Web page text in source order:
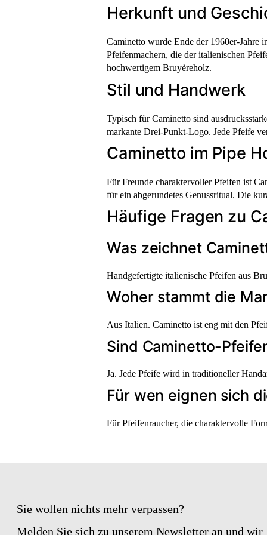
Herkunft und
Caminetto wurde Ende der 1960er-Jahre
Pfeifenmachern, die der italienischen
hochwertigem Bruyèreholz.
Stil und Handwerk
Typisch für Caminetto sind
markante Drei-Punkt-Logo. Jede Pfeife
Caminetto im Pipe
Für Freunde charaktervollerPfeifen ist
für ein abgerundetes Genussritual. Die
Häufige Fragen zu
Was zeichnet
Handgefertigte italienische Pfeifen aus
Woher stammt die
Aus Italien. Caminetto ist eng mit den
Sind Caminetto-
Ja. Jede Pfeife wird in traditioneller
Für wen eignen sich
Für Pfeifenraucher, die charaktervolle
Sie wollen nichts mehr verpassen?
Melden Sie sich zu unserem Newsletter an und